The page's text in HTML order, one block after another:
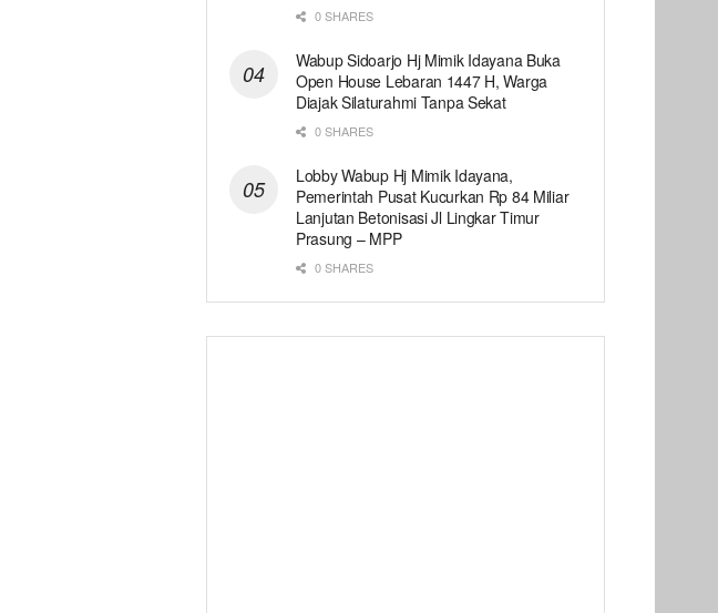
0 SHARES
Wabup Sidoarjo Hj Mimik Idayana Buka
Open House Lebaran 1447 H, Warga
Diajak Silaturahmi Tanpa Sekat
0 SHARES
Lobby Wabup Hj Mimik Idayana,
Pemerintah Pusat Kucurkan Rp 84 Miliar
Lanjutan Betonisasi Jl Lingkar Timur
Prasung – MPP
0 SHARES